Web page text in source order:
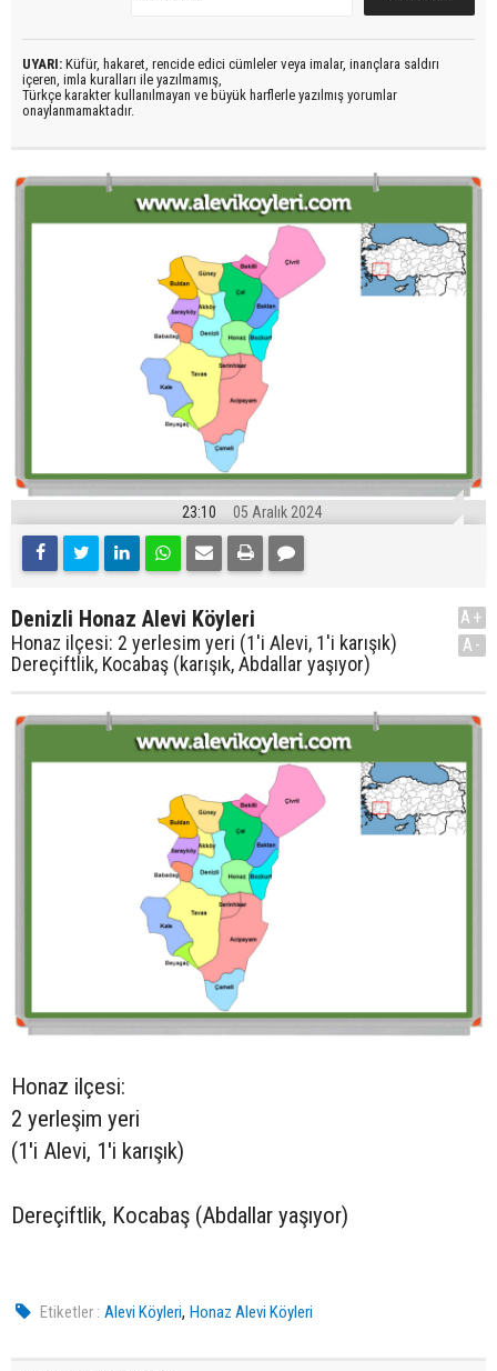
UYARI: Küfür, hakaret, rencide edici cümleler veya imalar, inançlara saldırı
içeren, imla kuralları ile yazılmamış,
Türkçe karakter kullanılmayan ve büyük harflerle yazılmış yorumlar
onaylanmamaktadır.
23:10 05 Aralık 2024
Denizli Honaz Alevi Köyleri
Honaz ilçesi: 2 yerlesim yeri (1'i Alevi, 1'i karışık)
Dereçiftlik, Kocabaş (karışık, Abdallar yaşıyor)
A+
A-
Honaz ilçesi:
2 yerleşim yeri
(1'i Alevi, 1'i karışık)
Dereçiftlik, Kocabaş (Abdallar yaşıyor)
Etiketler : Alevi Köyleri,Honaz Alevi Köyleri